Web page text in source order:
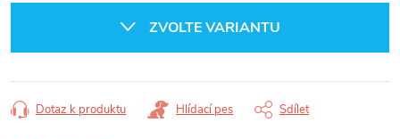
ZVOLTE VARIANTU
Dotaz k produktu Hlídací pes Sdílet